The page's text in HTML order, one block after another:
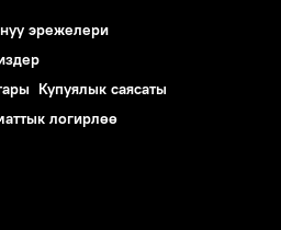
эрежелери
Купуялык саясаты
логирлөө